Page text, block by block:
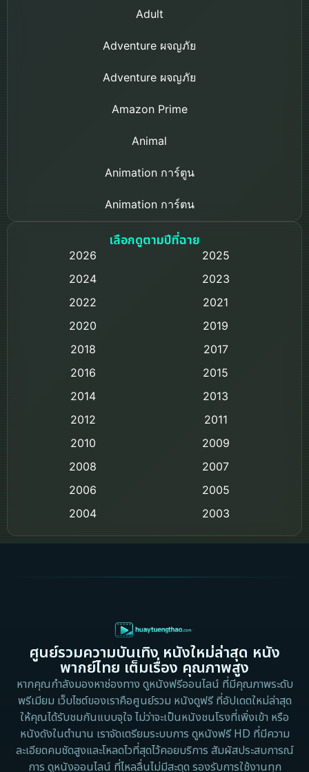
Adult
Adventure ผจญภัย
Adventure ผจญภัย
Amazon Prime
Animal
Animation การ์ตูน
Animation การ์ตูน
Based on a True Story เรื่องจริง
Detective สืบสวน
Disaster
Disney+
Documentary สารคดี
เลือกดูตามปีที่ฉาย
2026
2025
2024
2023
2022
2021
2020
2019
2018
2017
2016
2015
2014
2013
2012
2011
2010
2009
2008
2007
2006
2005
2004
2003
2002
2000
1983
1982
1973
1971
1962
ศูนย์รวมความบันเทิง หนังใหม่ล่าสุด หนัง
พากย์ไทย เต็มเรื่อง คุณภาพสูง
หากคุณกำลังมองหาช่องทาง ดูหนังฟรีออนไลน์ ที่มีคุณภาพระดับ
พรีเมียม เว็บไซต์ของเราคือศูนย์รวม หนังดูฟรี ที่อัปเดตใหม่ล่าสุด
ให้คุณได้รับชมกันแบบจุใจ ไม่ว่าจะเป็นหนังชนโรงที่เพิ่งเข้า หรือ
หนังดังในตำนาน เราจัดเตรียมระบบการ ดูหนังฟรี HD ที่มีความ
ละเอียดคมชัดสูงและโหลดไวที่สุดไว้คอยบริการ สัมผัสประสบการณ์
การ ดูหนังออนไลน์ ที่ไหลลื่นไม่มีสะดุด รองรับการใช้งานทุก